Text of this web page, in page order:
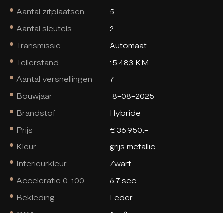
Aantal zitplaatsen
5
Aantal sleutels
2
Transmissie
Automaat
Tellerstand
15.483 KM
Aantal versnellingen
7
Bouwjaar
18-08-2025
Brandstof
Hybride
Prijs
€ 36.950,-
Kleur
grijs metallic
Interieurkleur
Zwart
Acceleratie 0-100
6.7 sec.
Bekleding
Leder